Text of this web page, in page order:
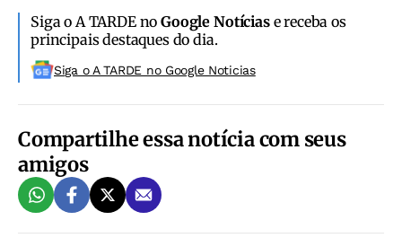
Siga o A TARDE noGoogle Notíciase receba os
principais destaques do dia.
Siga o A TARDE no Google Noticias
Compartilhe essa notícia com seus
amigos